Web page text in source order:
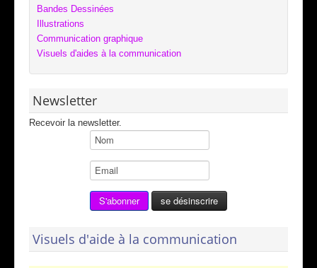
Bandes Dessinées
Illustrations
Communication graphique
Visuels d'aides à la communication
Newsletter
Recevoir la newsletter.
Visuels d'aide à la communication